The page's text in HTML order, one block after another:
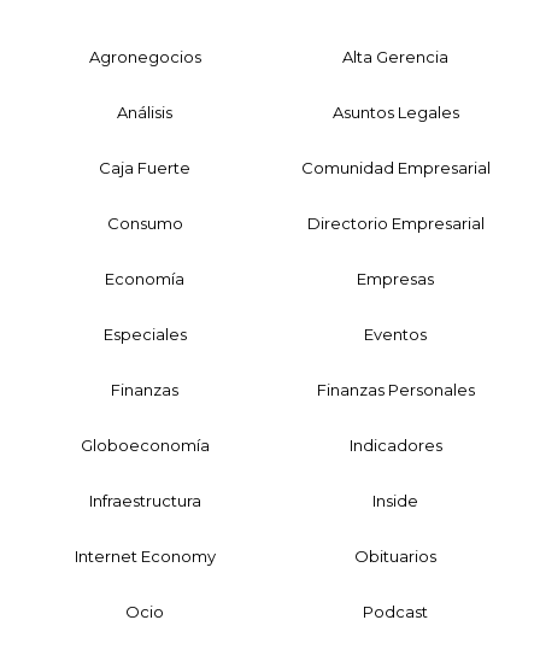
Agronegocios Alta Gerencia
Análisis Asuntos Legales
Caja Fuerte Comunidad Empresarial
Consumo Directorio Empresarial
Economía Empresas
Especiales Eventos
Finanzas Finanzas Personales
Globoeconomía Indicadores
Infraestructura Inside
Internet Economy Obituarios
Ocio Podcast